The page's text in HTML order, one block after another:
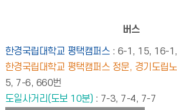
버스
한경국립대학교 평택캠퍼스 : 6-1, 15, 16-
한경국립대학교 평택캠퍼스 정문, 경기도립
5, 7-6, 660번
도일사거리(도보 10분) : 7-3, 7-4, 7-7